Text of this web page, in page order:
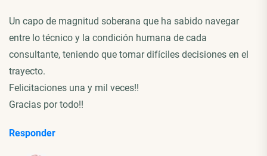
Un capo de magnitud soberana que ha sabido navegar
entre lo técnico y la condición humana de cada
consultante, teniendo que tomar difíciles decisiones en el
trayecto.
Felicitaciones una y mil veces!!
Gracias por todo!!
Responder